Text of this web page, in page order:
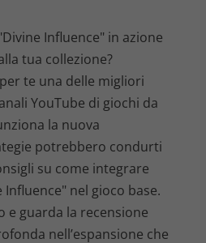
Influence" in azione
tua collezione?
te una delle migliori
YouTube di giochi da
la nuova
potrebbero condurti
su come integrare
nel gioco base.
e guarda la recensione
nell’espansione che